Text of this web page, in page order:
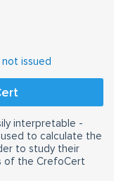
issued
interpretable -
to calculate the
to study their
of the CrefoCert